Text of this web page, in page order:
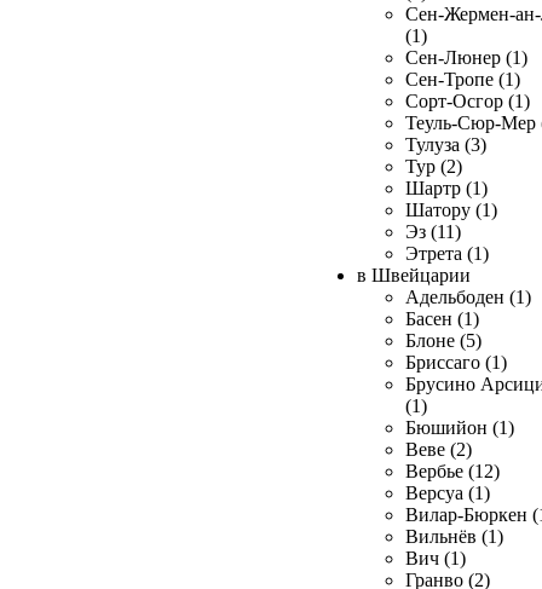
Сен-Жермен-
(1)
Сен-Люнер (1)
Сен-Тропе (1)
Сорт-Осгор (1)
Теуль-Сюр-Мер
Тулуза (3)
Тур (2)
Шартр (1)
Шатору (1)
Эз (11)
Этрета (1)
в Швейцарии
Адельбоден (1)
Басен (1)
Блоне (5)
Бриссаго (1)
Брусино
(1)
Бюшийон (1)
Веве (2)
Вербье (12)
Версуа (1)
Вилар-Бюркен
Вильнёв (1)
Вич (1)
Гранво (2)